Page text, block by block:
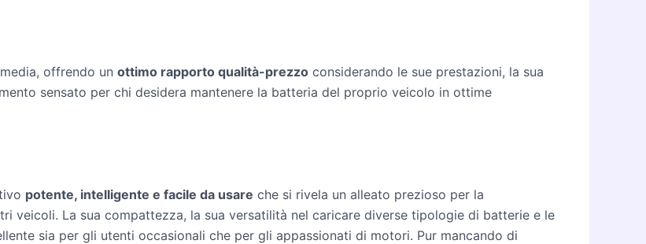
offrendo un ottimo rapporto qualità-prezzo considerando le sue prestazioni, la sua
sensato per chi desidera mantenere la batteria del proprio veicolo in ottime
potente, intelligente e facile da usare che si rivela un alleato prezioso per la
veicoli. La sua compattezza, la sua versatilità nel caricare diverse tipologie di batterie e le
sia per gli utenti occasionali che per gli appassionati di motori. Pur mancando di